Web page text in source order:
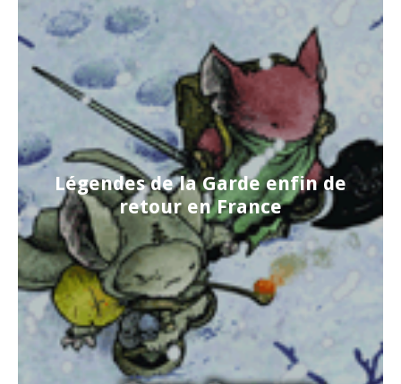
Légendes de la Garde enfin de
retour en France